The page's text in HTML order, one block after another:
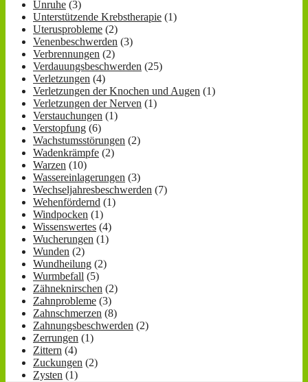
Unruhe (3)
Unterstützende Krebstherapie (1)
Uterusprobleme (2)
Venenbeschwerden (3)
Verbrennungen (2)
Verdauungsbeschwerden (25)
Verletzungen (4)
Verletzungen der Knochen und Augen (1)
Verletzungen der Nerven (1)
Verstauchungen (1)
Verstopfung (6)
Wachstumsstörungen (2)
Wadenkrämpfe (2)
Warzen (10)
Wassereinlagerungen (3)
Wechseljahresbeschwerden (7)
Wehenfördernd (1)
Windpocken (1)
Wissenswertes (4)
Wucherungen (1)
Wunden (2)
Wundheilung (2)
Wurmbefall (5)
Zähneknirschen (2)
Zahnprobleme (3)
Zahnschmerzen (8)
Zahnungsbeschwerden (2)
Zerrungen (1)
Zittern (4)
Zuckungen (2)
Zysten (1)